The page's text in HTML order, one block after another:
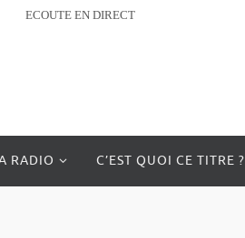
ECOUTE EN DIRECT
RADIO C’EST QUOI CE TITRE ?